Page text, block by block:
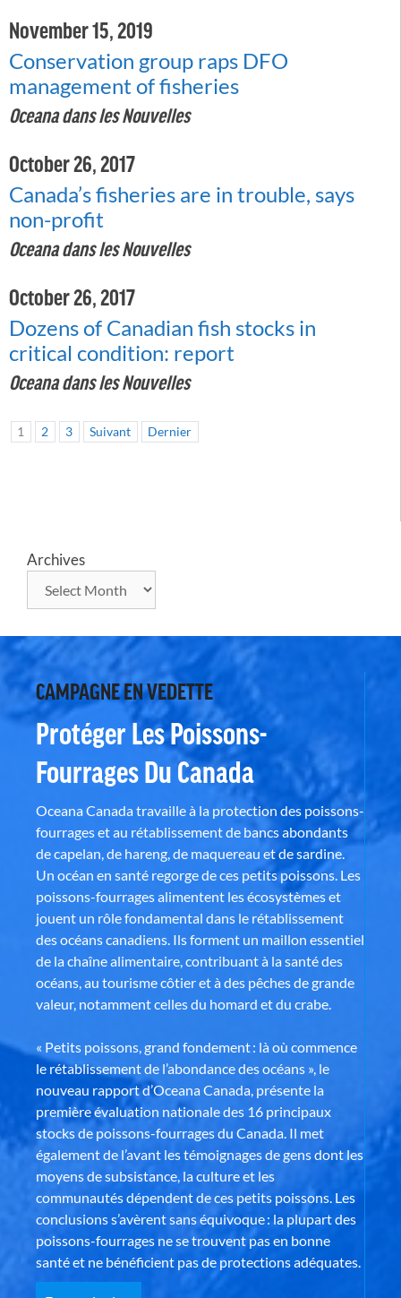
November 15, 2019
Conservation group raps DFO
management of fisheries
Oceana dans les Nouvelles
October 26, 2017
Canada’s fisheries are in trouble, says
non-profit
Oceana dans les Nouvelles
October 26, 2017
Dozens of Canadian fish stocks in
critical condition: report
Oceana dans les Nouvelles
1 2 3 Suivant Dernier
Archives
CAMPAGNE EN VEDETTE
Protéger Les Poissons-
Fourrages Du Canada
Oceana Canada travaille à la protection des poissons-
fourrages et au rétablissement de bancs abondants
de capelan, de hareng, de maquereau et de sardine.
Un océan en santé regorge de ces petits poissons. Les
poissons-fourrages alimentent les écosystèmes et
jouent un rôle fondamental dans le rétablissement
des océans canadiens. Ils forment un maillon essentiel
de la chaîne alimentaire, contribuant à la santé des
océans, au tourisme côtier et à des pêches de grande
valeur, notamment celles du homard et du crabe.
« Petits poissons, grand fondement : là où commence
le rétablissement de l’abondance des océans », le
nouveau rapport d’Oceana Canada, présente la
première évaluation nationale des 16 principaux
stocks de poissons-fourrages du Canada. Il met
également de l’avant les témoignages de gens dont les
moyens de subsistance, la culture et les
communautés dépendent de ces petits poissons. Les
conclusions s’avèrent sans équivoque : la plupart des
poissons-fourrages ne se trouvent pas en bonne
santé et ne bénéficient pas de protections adéquates.